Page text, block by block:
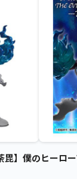
】僕のヒーロ